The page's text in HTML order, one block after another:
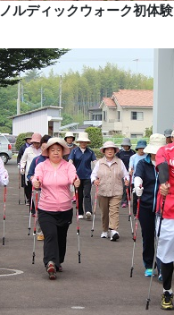
ノルディックウォーク初体験